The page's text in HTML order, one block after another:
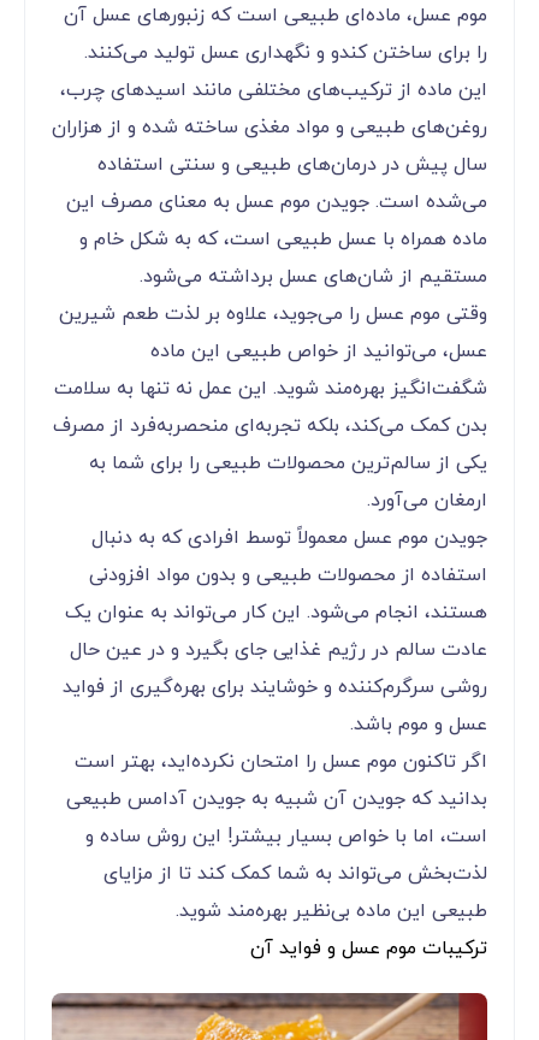
موم عسل، ماده‌ای طبیعی است که زنبورهای عسل آن
را برای ساختن کندو و نگهداری عسل تولید می‌کنند.
این ماده از ترکیب‌های مختلفی مانند اسیدهای چرب،
روغن‌های طبیعی و مواد مغذی ساخته شده و از هزاران
سال پیش در درمان‌های طبیعی و سنتی استفاده
می‌شده است. جویدن موم عسل به معنای مصرف این
ماده همراه با عسل طبیعی است، که به شکل خام و
مستقیم از شان‌های عسل برداشته می‌شود.
وقتی موم عسل را می‌جوید، علاوه بر لذت طعم شیرین
عسل، می‌توانید از خواص طبیعی این ماده
شگفت‌انگیز بهره‌مند شوید. این عمل نه تنها به سلامت
بدن کمک می‌کند، بلکه تجربه‌ای منحصربه‌فرد از مصرف
یکی از سالم‌ترین محصولات طبیعی را برای شما به
ارمغان می‌آورد.
جویدن موم عسل معمولاً توسط افرادی که به دنبال
استفاده از محصولات طبیعی و بدون مواد افزودنی
هستند، انجام می‌شود. این کار می‌تواند به عنوان یک
عادت سالم در رژیم غذایی جای بگیرد و در عین حال
روشی سرگرم‌کننده و خوشایند برای بهره‌گیری از فواید
عسل و موم باشد.
اگر تاکنون موم عسل را امتحان نکرده‌اید، بهتر است
بدانید که جویدن آن شبیه به جویدن آدامس طبیعی
است، اما با خواص بسیار بیشتر! این روش ساده و
لذت‌بخش می‌تواند به شما کمک کند تا از مزایای
طبیعی این ماده بی‌نظیر بهره‌مند شوید.
ترکیبات موم عسل و فواید آن